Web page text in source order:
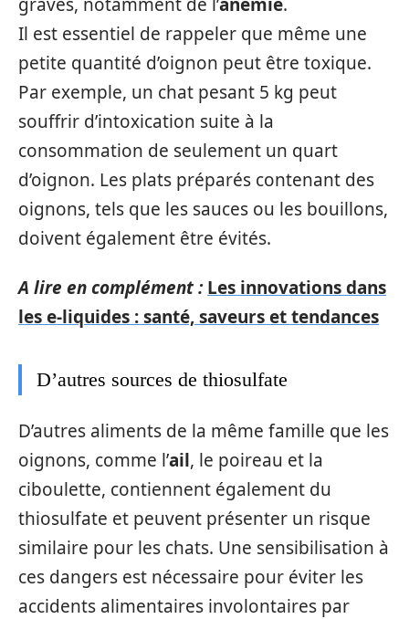
Il est essentiel de rappeler que même une
petite quantité d’oignon peut être toxique.
Par exemple, un chat pesant 5 kg peut
souffrir d’intoxication suite à la
consommation de seulement un quart
d’oignon. Les plats préparés contenant des
oignons, tels que les sauces ou les bouillons,
doivent également être évités.
A lire en complément : Les innovations dans
les e-liquides : santé, saveurs et tendances
D’autres sources de thiosulfate
D’autres aliments de la même famille que les
oignons, comme l’ail, le poireau et la
ciboulette, contiennent également du
thiosulfate et peuvent présenter un risque
similaire pour les chats. Une sensibilisation à
ces dangers est nécessaire pour éviter les
accidents alimentaires involontaires par